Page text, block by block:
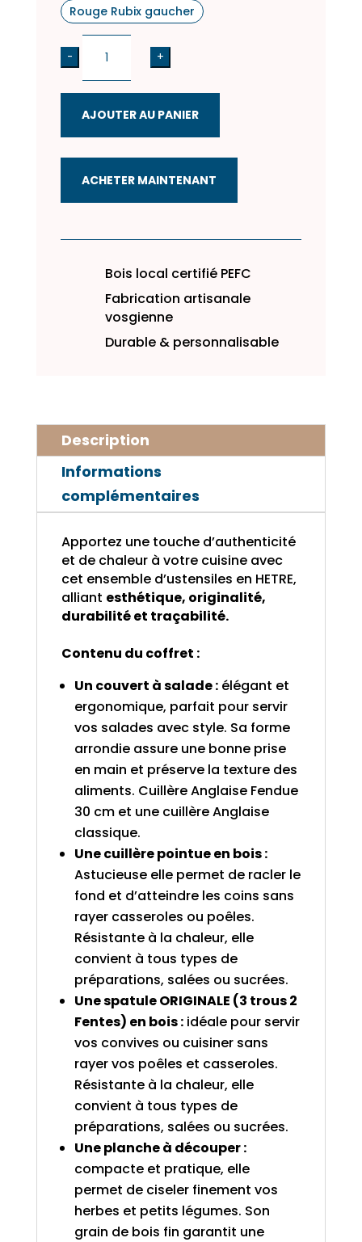
Rouge Rubix gaucher
quantité
de
LOT
2
Ensemble
d’ustensiles
Naturel
l’Artisanat
Française
- +
AJOUTER AU PANIER
ACHETER MAINTENANT
Bois local certifié PEFC
Fabrication artisanale
vosgienne
Durable & personnalisable
Description
Informations
complémentaires
Apportez une touche d’authenticité
et de chaleur à votre cuisine avec
cet ensemble d’ustensiles en HETRE,
alliant esthétique, originalité,
durabilité et traçabilité.
Contenu du coffret :
Un couvert à salade :élégant et
ergonomique, parfait pour servir
vos salades avec style. Sa forme
arrondie assure une bonne prise
en main et préserve la texture des
aliments. Cuillère Anglaise Fendue
30 cm et une cuillère Anglaise
classique.
Une cuillère pointue en bois :
Astucieuse elle permet de racler le
fond et d’atteindre les coins sans
rayer casseroles ou poêles.
Résistante à la chaleur, elle
convient à tous types de
préparations, salées ou sucrées.
Une spatule ORIGINALE (3 trous 2
Fentes) en bois :idéale pour servir
vos convives ou cuisiner sans
rayer vos poêles et casseroles.
Résistante à la chaleur, elle
convient à tous types de
préparations, salées ou sucrées.
Une planche à découper :
compacte et pratique, elle
permet de ciseler finement vos
herbes et petits légumes. Son
grain de bois fin garantit une